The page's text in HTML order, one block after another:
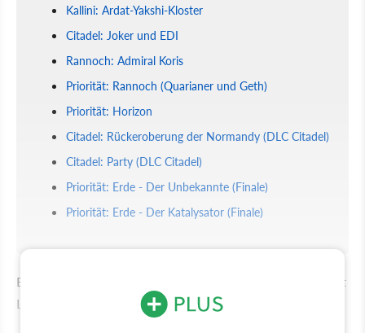
Kallini: Ardat-Yakshi-Kloster
Citadel: Joker und EDI
Rannoch: Admiral Koris
Priorität: Rannoch (Quarianer und Geth)
Priorität: Horizon
Citadel: Rückeroberung der Normandy (DLC Citadel)
Citadel: Party (DLC Citadel)
Priorität: Erde - Der Unbekannte (Finale)
Priorität: Erde - Der Katalysator (Finale)
Einen separaten Guide für alle Romanzen der Mass: Effect
Legendary Edition haben wir übrigens auch für euch: